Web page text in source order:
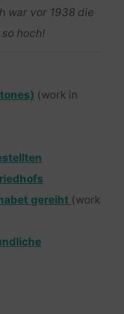
war vor 1938 die
hoch!
(work in
gereiht (work